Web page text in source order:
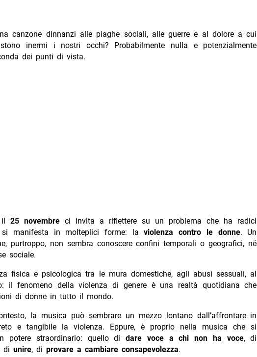
canzone dinnanzi alle piaghe sociali, alle guerre e al dolore a cui
inermi i nostri occhi? Probabilmente nulla e potenzialmente
dei punti di vista.
il 25 novembreci invita a riflettere su un problema che ha radici
si manifesta in molteplici forme: laviolenza contro le donne. Un
purtroppo, non sembra conoscere confini temporali o geografici, né
sociale.
fisica e psicologica tra le mura domestiche, agli abusi sessuali, al
il fenomeno della violenza di genere è una realtà quotidiana che
di donne in tutto il mondo.
la musica può sembrare un mezzo lontano dall’affrontare in
e tangibile la violenza. Eppure, è proprio nella musica che si
potere straordinario: quello didare voce a chi non ha voce, di
di unire, di provare a cambiare consapevolezza.